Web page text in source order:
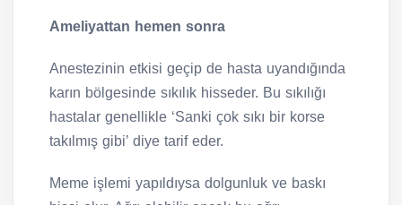
Ameliyattan hemen sonra
Anestezinin etkisi geçip de hasta uyandığında
karın bölgesinde sıkılık hisseder. Bu sıkılığı
hastalar genellikle ‘Sanki çok sıkı bir korse
takılmış gibi’ diye tarif eder.
Meme işlemi yapıldıysa dolgunluk ve baskı